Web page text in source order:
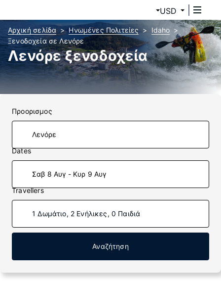
USD
Αρχική σελίδα Ηνωμένες Πολιτείες
Idaho
Ξενοδοχεία σε Λενόρε
Λενόρε ξενοδοχεία
Προορισμος
Dates
Σαβ 8 Αυγ - Κυρ 9 Αυγ
Travellers
1 Δωμάτιο, 2 Ενήλικες, 0 Παιδιά
Αναζήτηση